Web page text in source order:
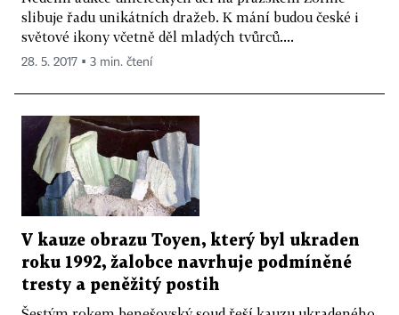
slibuje řadu unikátních dražeb. K mání budou české i
světové ikony včetně děl mladých tvůrců....
28. 5. 2017 ▪ 3 min. čtení
V kauze obrazu Toyen, který byl ukraden
roku 1992, žalobce navrhuje podmíněné
tresty a peněžitý postih